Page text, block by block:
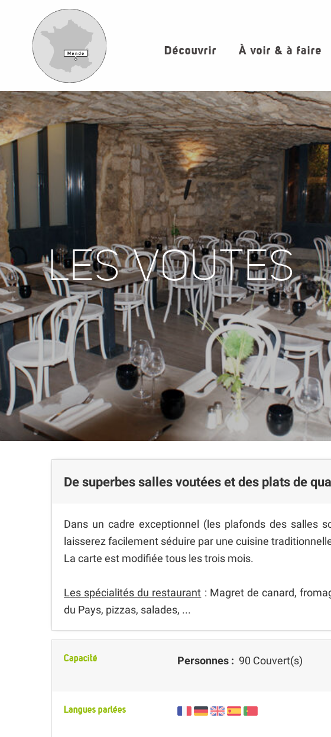
contenu
principal
Découvrir À voir & à faire
LES VOUTES
De superbes salles voutées et des plats de
Dans un cadre exceptionnel (les plafonds des salles
laisserez facilement séduire par une cuisine
La carte est modifiée tous les trois mois.
Les spécialités du restaurant : Magret de canard,
du Pays, pizzas, salades, ...
Capacité Personnes : 90 Couvert(s)
Langues parlées